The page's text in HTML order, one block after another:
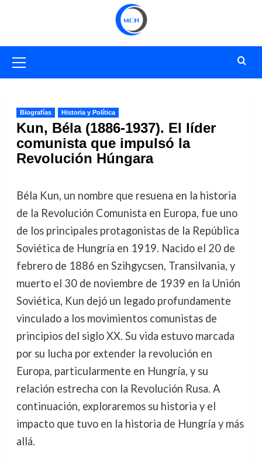
primario
Biografías Historia y Política
Kun, Béla (1886-1937). El líder
comunista que impulsó la
Revolución Húngara
Béla Kun, un nombre que resuena en la historia
de la Revolución Comunista en Europa, fue uno
de los principales protagonistas de la República
Soviética de Hungría en 1919. Nacido el 20 de
febrero de 1886 en Szihgycsen, Transilvania, y
muerto el 30 de noviembre de 1939 en la Unión
Soviética, Kun dejó un legado profundamente
vinculado a los movimientos comunistas de
principios del siglo XX. Su vida estuvo marcada
por su lucha por extender la revolución en
Europa, particularmente en Hungría, y su
relación estrecha con la Revolución Rusa. A
continuación, exploraremos su historia y el
impacto que tuvo en la historia de Hungría y más
allá.